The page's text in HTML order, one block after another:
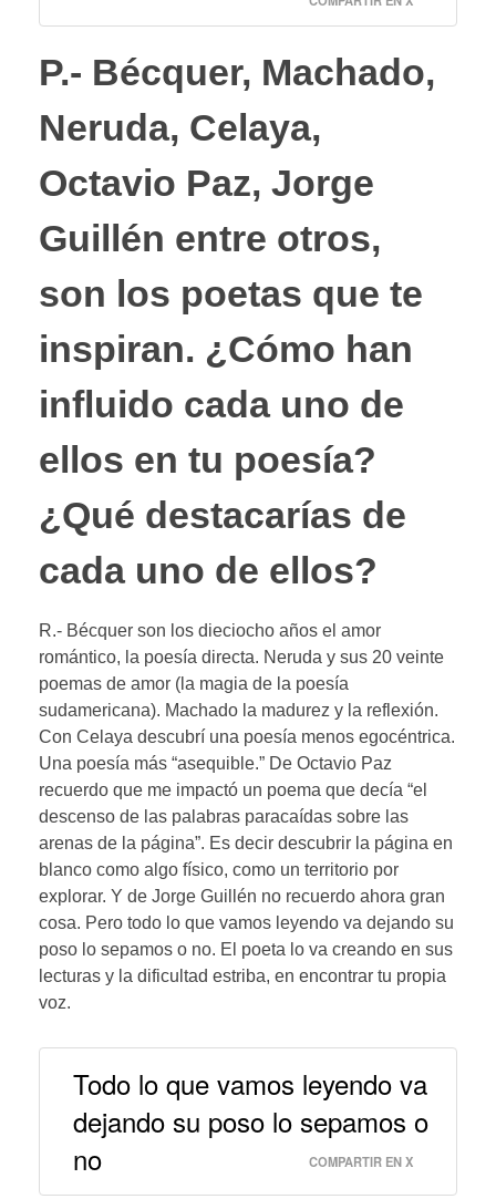
P.- Bécquer, Machado,
Neruda, Celaya,
Octavio Paz, Jorge
Guillén entre otros,
son los poetas que te
inspiran. ¿Cómo han
influido cada uno de
ellos en tu poesía?
¿Qué destacarías de
cada uno de ellos?
R.- Bécquer son los dieciocho años el amor
romántico, la poesía directa. Neruda y sus 20 veinte
poemas de amor (la magia de la poesía
sudamericana). Machado la madurez y la reflexión.
Con Celaya descubrí una poesía menos egocéntrica.
Una poesía más “asequible.” De Octavio Paz
recuerdo que me impactó un poema que decía “el
descenso de las palabras paracaídas sobre las
arenas de la página”. Es decir descubrir la página en
blanco como algo físico, como un territorio por
explorar. Y de Jorge Guillén no recuerdo ahora gran
cosa. Pero todo lo que vamos leyendo va dejando su
poso lo sepamos o no. El poeta lo va creando en sus
lecturas y la dificultad estriba, en encontrar tu propia
voz.
Todo lo que vamos leyendo va
dejando su poso lo sepamos o
no
COMPARTIR EN X